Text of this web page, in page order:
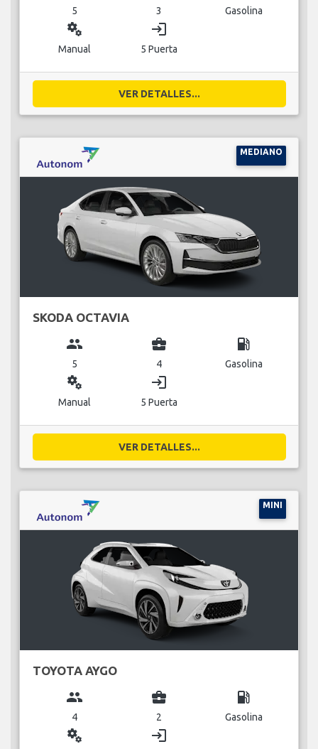
5 3 Gasolina
miscellaneous_services
Manual
login
5 Puerta
VER DETALLES...
MEDIANO
SKODA OCTAVIA
group
5
business_center
4
local_gas_station
Gasolina
miscellaneous_services
Manual
login
5 Puerta
VER DETALLES...
MINI
TOYOTA AYGO
group
4
business_center
2
local_gas_station
Gasolina
miscellaneous_services login